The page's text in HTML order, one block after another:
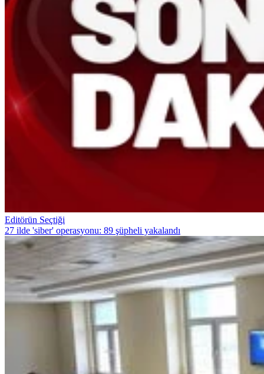
Editörün Seçtiği
27 ilde 'siber' operasyonu: 89 şüpheli yakalandı